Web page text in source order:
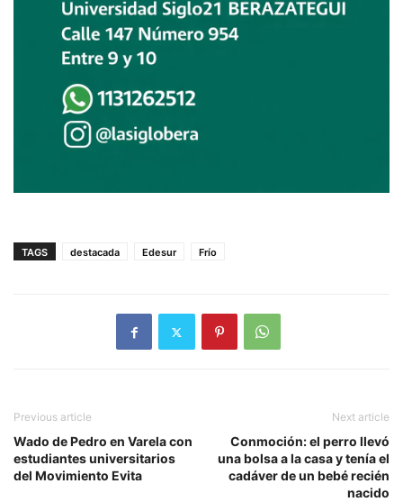
TAGS destacada Edesur Frío
Previous article
Wado de Pedro en Varela con
estudiantes universitarios
del Movimiento Evita
Next article
Conmoción: el perro llevó
una bolsa a la casa y tenía el
cadáver de un bebé recién
nacido